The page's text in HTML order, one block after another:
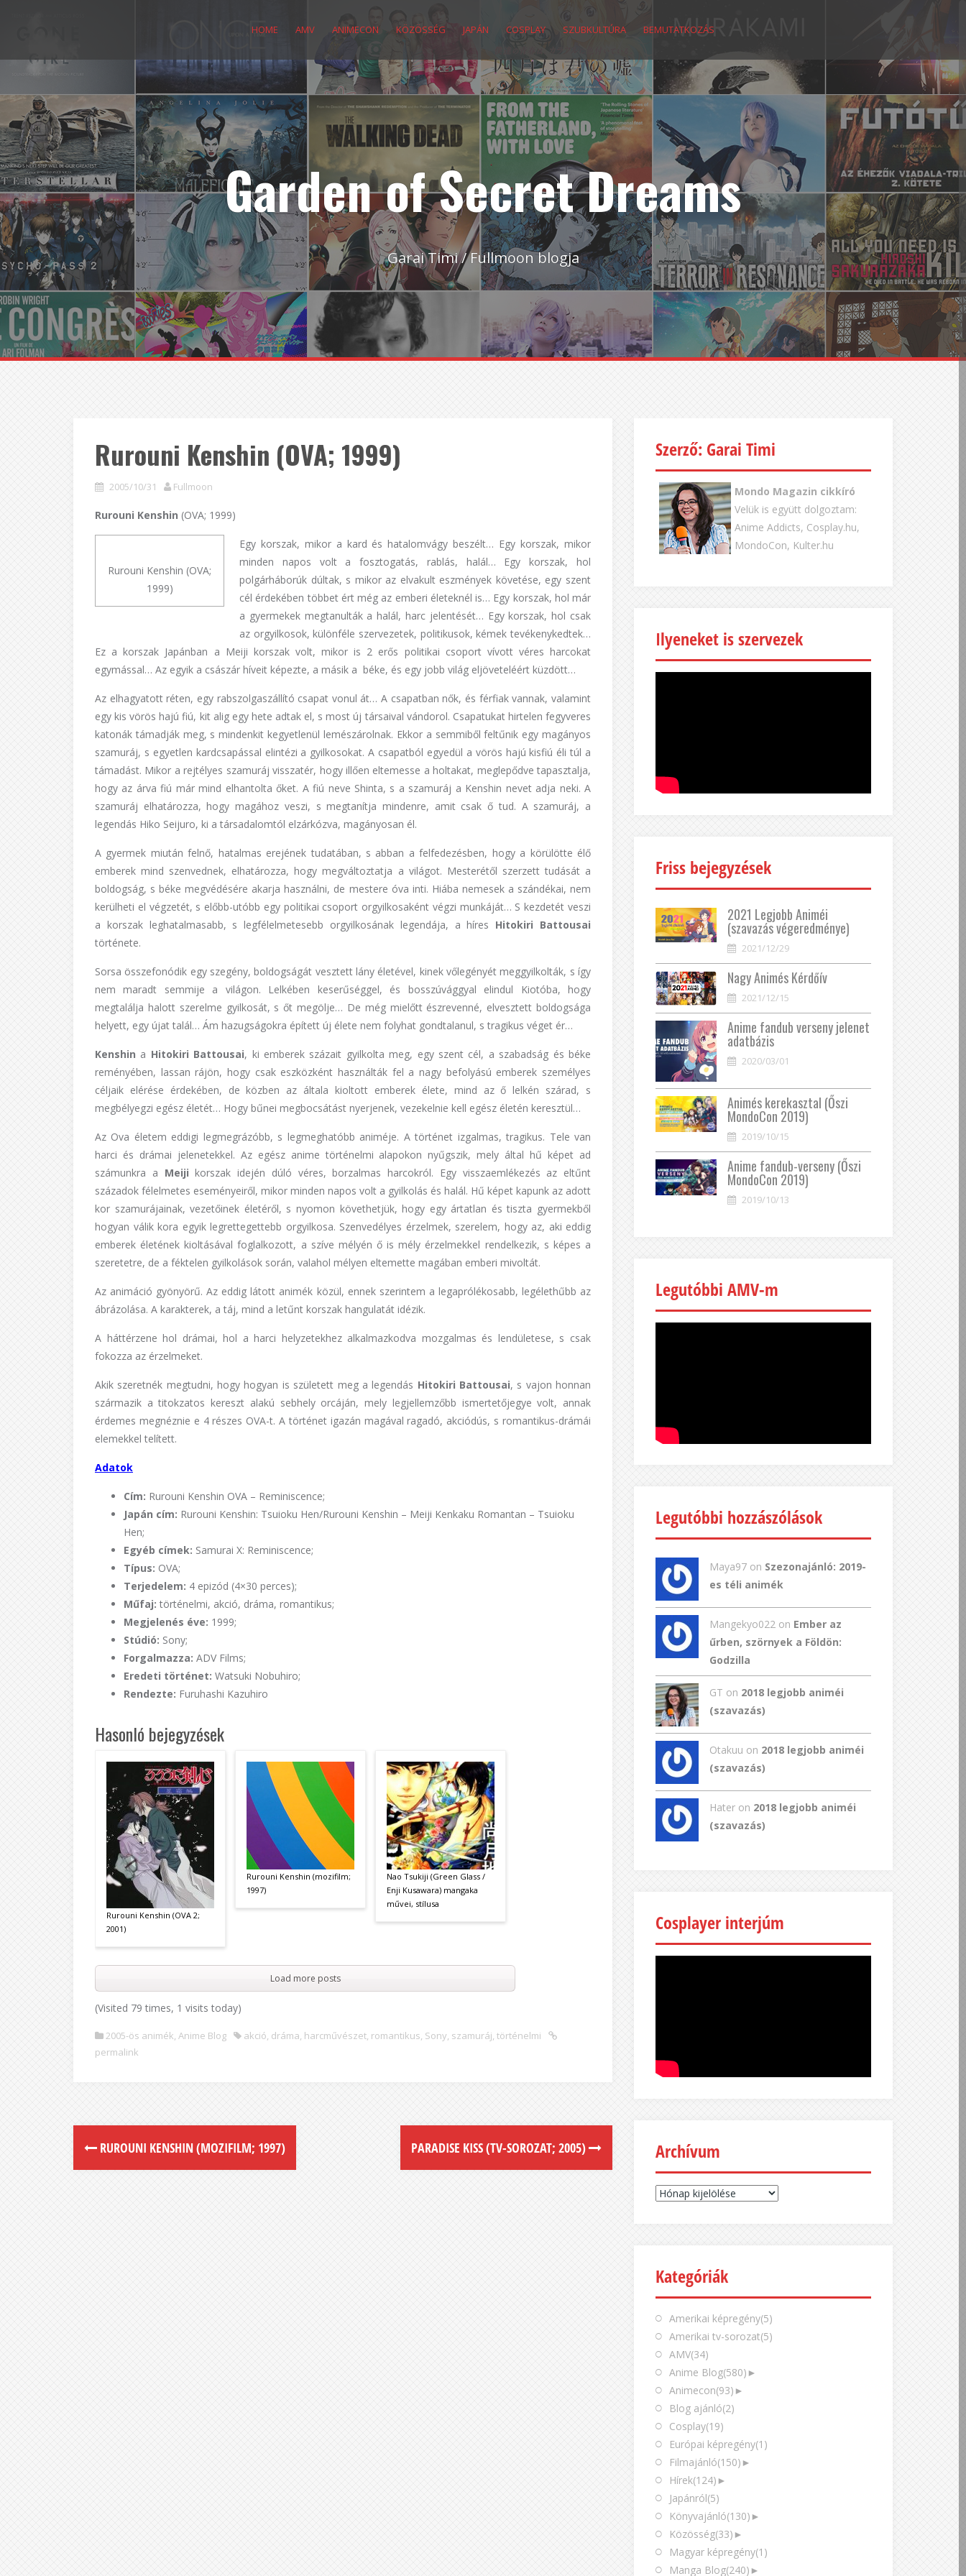
HOME AMV ANIMECON KÖZÖSSÉG JAPÁN COSPLAY SZUBKULTÚRA BEMUTATKOZÁS
Garden of Secret Dreams
Garai Timi / Fullmoon blogja
Rurouni Kenshin (OVA; 1999)
2005/10/31 Fullmoon
Rurouni Kenshin (OVA; 1999)
Rurouni Kenshin (OVA;
1999)
Egy korszak, mikor a kard és hatalomvágy beszélt… Egy korszak, mikor
minden napos volt a fosztogatás, rablás, halál… Egy korszak, hol
polgárháborúk dúltak, s mikor az elvakult eszmények követése, egy szent
cél érdekében többet ért még az emberi életeknél is… Egy korszak, hol már
a gyermekek megtanulták a halál, harc jelentését… Egy korszak, hol csak
az orgyilkosok, különféle szervezetek, politikusok, kémek tevékenykedtek…
Ez a korszak Japánban a Meiji korszak volt, mikor is 2 erős politikai csoport vívott véres harcokat
egymással… Az egyik a császár híveit képezte, a másik a béke, és egy jobb világ eljöveteléért küzdött…
Az elhagyatott réten, egy rabszolgaszállító csapat vonul át… A csapatban nők, és férfiak vannak, valamint
egy kis vörös hajú fiú, kit alig egy hete adtak el, s most új társaival vándorol. Csapatukat hirtelen fegyveres
katonák támadják meg, s mindenkit kegyetlenül lemészárolnak. Ekkor a semmiből feltűnik egy magányos
szamuráj, s egyetlen kardcsapással elintézi a gyilkosokat. A csapatból egyedül a vörös hajú kisfiú éli túl a
támadást. Mikor a rejtélyes szamuráj visszatér, hogy illően eltemesse a holtakat, meglepődve tapasztalja,
hogy az árva fiú már mind elhantolta őket. A fiú neve Shinta, s a szamuráj a Kenshin nevet adja neki. A
szamuráj elhatározza, hogy magához veszi, s megtanítja mindenre, amit csak ő tud. A szamuráj, a
legendás Hiko Seijuro, ki a társadalomtól elzárkózva, magányosan él.
A gyermek miután felnő, hatalmas erejének tudatában, s abban a felfedezésben, hogy a körülötte élő
emberek mind szenvednek, elhatározza, hogy megváltoztatja a világot. Mesterétől szerzett tudását a
boldogság, s béke megvédésére akarja használni, de mestere óva inti. Hiába nemesek a szándékai, nem
kerülheti el végzetét, s előbb-utóbb egy politikai csoport orgyilkosaként végzi munkáját… S kezdetét veszi
a korszak leghatalmasabb, s legfélelmetesebb orgyilkosának legendája, a híres Hitokiri Battousai
története.
Sorsa összefonódik egy szegény, boldogságát vesztett lány életével, kinek vőlegényét meggyilkolták, s így
nem maradt semmije a világon. Lelkében keserűséggel, és bosszúvággyal elindul Kiotóba, hogy
megtalálja halott szerelme gyilkosát, s őt megölje… De még mielőtt észrevenné, elvesztett boldogsága
helyett, egy újat talál… Ám hazugságokra épített új élete nem folyhat gondtalanul, s tragikus véget ér…
Kenshin a Hitokiri Battousai, ki emberek százait gyilkolta meg, egy szent cél, a szabadság és béke
reményében, lassan rájön, hogy csak eszközként használták fel a nagy befolyású emberek személyes
céljaik elérése érdekében, de közben az általa kioltott emberek élete, mind az ő lelkén szárad, s
megbélyegzi egész életét… Hogy bűnei megbocsátást nyerjenek, vezekelnie kell egész életén keresztül…
Az Ova életem eddigi legmegrázóbb, s legmeghatóbb animéje. A történet izgalmas, tragikus. Tele van
harci és drámai jelenetekkel. Az egész anime történelmi alapokon nyűgszik, mely által hű képet ad
számunkra a Meijikorszak idején dúló véres, borzalmas harcokról. Egy visszaemlékezés az eltűnt
századok félelmetes eseményeiről, mikor minden napos volt a gyilkolás és halál. Hű képet kapunk az adott
kor szamurájainak, vezetőinek életéről, s nyomon követhetjük, hogy egy ártatlan és tiszta gyermekből
hogyan válik kora egyik legrettegettebb orgyilkosa. Szenvedélyes érzelmek, szerelem, hogy az, aki eddig
emberek életének kioltásával foglalkozott, a szíve mélyén ő is mély érzelmekkel rendelkezik, s képes a
szeretetre, de a féktelen gyilkolások során, valahol mélyen eltemette magában emberi mivoltát.
Az animáció gyönyörű. Az eddig látott animék közül, ennek szerintem a legaprólékosabb, legélethűbb az
ábrázolása. A karakterek, a táj, mind a letűnt korszak hangulatát idézik.
A háttérzene hol drámai, hol a harci helyzetekhez alkalmazkodva mozgalmas és lendületese, s csak
fokozza az érzelmeket.
Akik szeretnék megtudni, hogy hogyan is született meg a legendás Hitokiri Battousai, s vajon honnan
származik a titokzatos kereszt alakú sebhely orcáján, mely legjellemzőbb ismertetőjegye volt, annak
érdemes megnéznie e 4 részes OVA-t. A történet igazán magával ragadó, akciódús, s romantikus-drámái
elemekkel telített.
Adatok
Cím: Rurouni Kenshin OVA – Reminiscence;
Japán cím: Rurouni Kenshin: Tsuioku Hen/Rurouni Kenshin – Meiji Kenkaku Romantan – Tsuioku
Hen;
Egyéb címek: Samurai X: Reminiscence;
Típus: OVA;
Terjedelem: 4 epizód (4×30 perces);
Műfaj: történelmi, akció, dráma, romantikus;
Megjelenés éve: 1999;
Stúdió: Sony;
Forgalmazza: ADV Films;
Eredeti történet: Watsuki Nobuhiro;
Rendezte: Furuhashi Kazuhiro
Hasonló bejegyzések
Rurouni Kenshin (OVA 2;
2001)
Rurouni Kenshin (mozifilm;
1997)
Nao Tsukiji (Green Glass /
Enji Kusawara) mangaka
művei, stílusa
Load more posts
(Visited 79 times, 1 visits today)
2005-ös animék, Anime Blog akció, dráma, harcművészet, romantikus, Sony, szamuráj, történelmi
permalink
RUROUNI KENSHIN (MOZIFILM; 1997) PARADISE KISS (TV-SOROZAT; 2005)
Szerző: Garai Timi
Mondo Magazin cikkíró
Velük is együtt dolgoztam:
Anime Addicts, Cosplay.hu,
MondoCon, Kulter.hu
Ilyeneket is szervezek
Friss bejegyzések
2021 Legjobb Animéi
(szavazás végeredménye)
2021/12/29
Nagy Animés Kérdőív
2021/12/15
Anime fandub verseny jelenet
adatbázis
2020/03/01
Animés kerekasztal (Őszi
MondoCon 2019)
2019/10/15
Anime fandub-verseny (Őszi
MondoCon 2019)
2019/10/13
Legutóbbi AMV-m
Legutóbbi hozzászólások
Maya97 on Szezonajánló: 2019-
es téli animék
Mangekyo022 on Ember az
űrben, szörnyek a Földön:
Godzilla
GT on 2018 legjobb animéi
(szavazás)
Otakuu on 2018 legjobb animéi
(szavazás)
Hater on 2018 legjobb animéi
(szavazás)
Cosplayer interjúm
Archívum
Archívum
Kategóriák
Amerikai képregény(5)
Amerikai tv-sorozat(5)
AMV(34)
Anime Blog(580) ►
Animecon(93) ►
Blog ajánló(2)
Cosplay(19)
Európai képregény(1)
Filmajánló(150) ►
Hírek(124) ►
Japánról(5)
Könyvajánló(130) ►
Közösség(33) ►
Magyar képregény(1)
Manga Blog(240) ►